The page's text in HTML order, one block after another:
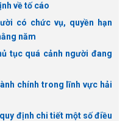
về tố cáo
có chức vụ, quyền hạn
năm
tục quá cảnh người đang
chính trong lĩnh vực hải
định chi tiết một số điều